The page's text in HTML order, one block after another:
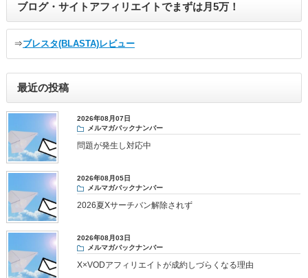
ブログ・サイトアフィリエイトでまずは月5万！
⇒ブレスタ(BLASTA)レビュー
最近の投稿
2026年08月07日
メルマガバックナンバー
問題が発生し対応中
2026年08月05日
メルマガバックナンバー
2026夏Xサーチバン解除されず
2026年08月03日
メルマガバックナンバー
X×VODアフィリエイトが成約しづらくなる理由